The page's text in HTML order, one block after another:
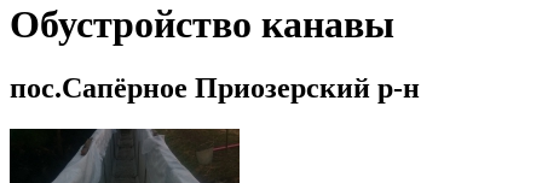
Обустройство канавы
пос.Сапёрное Приозерский р-н